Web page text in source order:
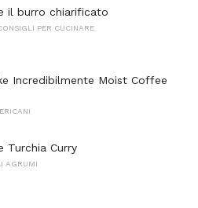
il burro chiarificato
PER CUCINARE
Incredibilmente Moist Coffee
Turchia Curry
AGRUMI